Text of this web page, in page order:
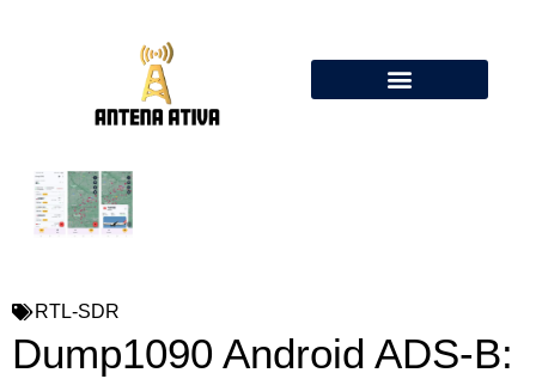
RTL-SDR
Dump1090 Android ADS-B: